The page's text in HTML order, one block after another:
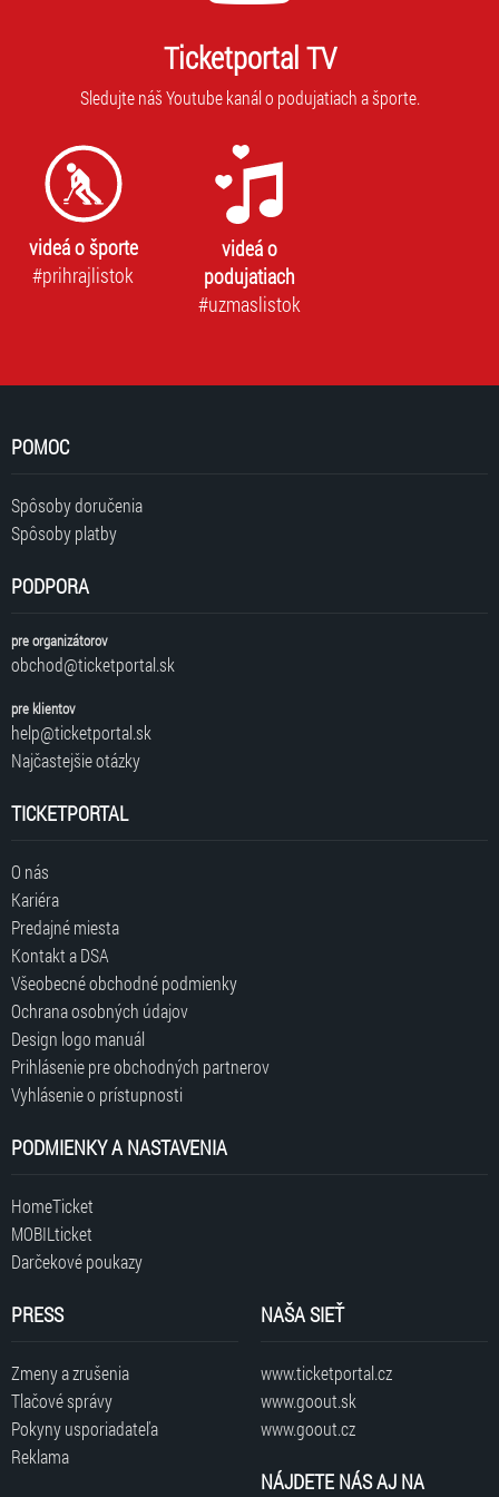
Ticketportal TV
Sledujte náš Youtube kanál o podujatiach a športe.
videá o športe
#prihrajlistok
videá o
podujatiach
#uzmaslistok
POMOC
Spôsoby doručenia
Spôsoby platby
PODPORA
pre organizátorov
obchod@ticketportal.sk
pre klientov
help@ticketportal.sk
Najčastejšie otázky
TICKETPORTAL
O nás
Kariéra
Predajné miesta
Kontakt a DSA
Všeobecné obchodné podmienky
Ochrana osobných údajov
Design logo manuál
Prihlásenie pre obchodných partnerov
Vyhlásenie o prístupnosti
PODMIENKY A NASTAVENIA
HomeTicket
MOBILticket
Darčekové poukazy
PRESS
Zmeny a zrušenia
Tlačové správy
Pokyny usporiadateľa
Reklama
NAŠA SIEŤ
www.ticketportal.cz
www.goout.sk
www.goout.cz
NÁJDETE NÁS AJ NA